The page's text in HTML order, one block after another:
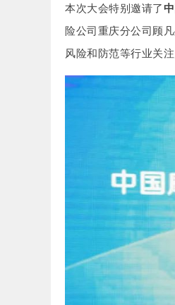
本次大会特别邀请了
险公司重庆分公司顾
风险和防范等行业关